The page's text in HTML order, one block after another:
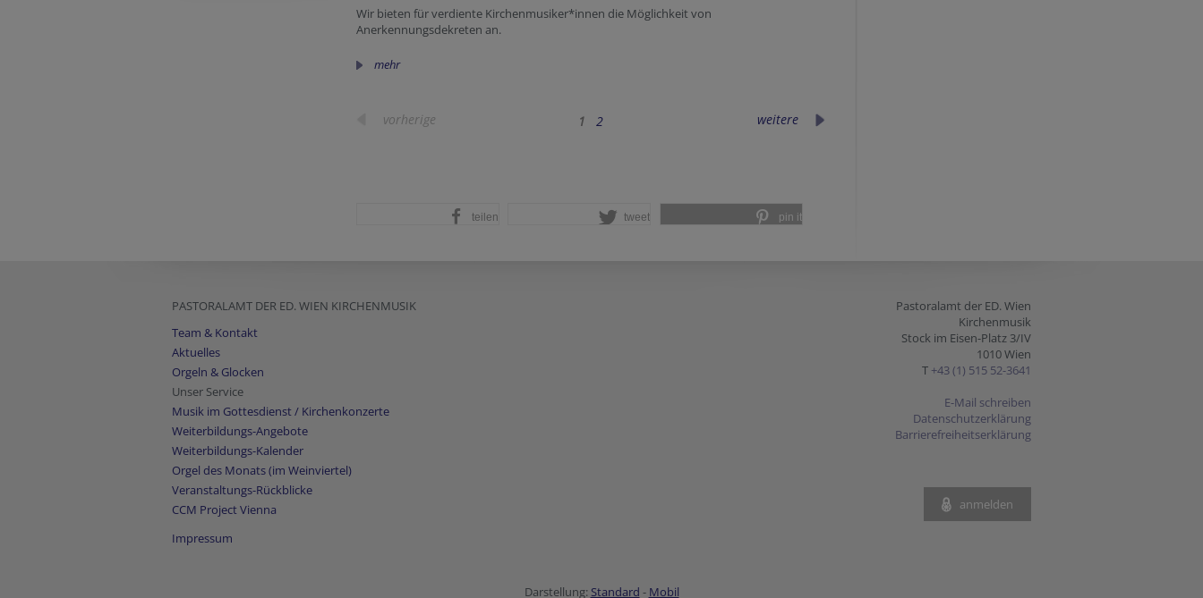
Wir bieten für verdiente Kirchenmusiker*innen die Möglichkeit von
Anerkennungsdekreten an.
mehr
vorherige 1 2 weitere
teilen tweet pin it
PASTORALAMT DER ED. WIEN KIRCHENMUSIK
Team & Kontakt
Aktuelles
Orgeln & Glocken
Unser Service
Musik im Gottesdienst / Kirchenkonzerte
Weiterbildungs-Angebote
Weiterbildungs-Kalender
Orgel des Monats (im Weinviertel)
Veranstaltungs-Rückblicke
CCM Project Vienna
Impressum
Pastoralamt der ED. Wien
Kirchenmusik
Stock im Eisen-Platz 3/IV
1010 Wien
T +43 (1) 515 52-3641
E-Mail schreiben
Datenschutzerklärung
Barrierefreiheitserklärung
anmelden
Darstellung: Standard - Mobil